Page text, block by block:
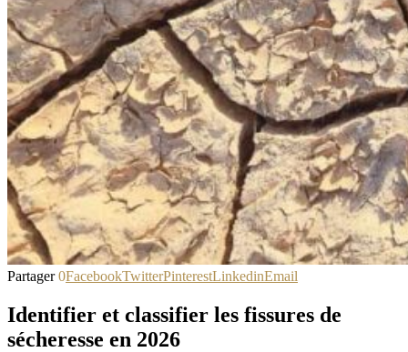
Partager 0FacebookTwitterPinterestLinkedinEmail
Identifier et classifier les fissures de
sécheresse en 2026